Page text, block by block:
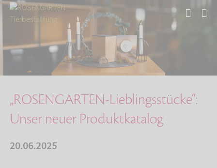
Aktuelles
„ROSENGARTEN-Lieblingsstücke“: Unser neuer Pr…
„ROSENGARTEN-Lieblingsstücke“:
Unser neuer Produktkatalog
20.06.2025